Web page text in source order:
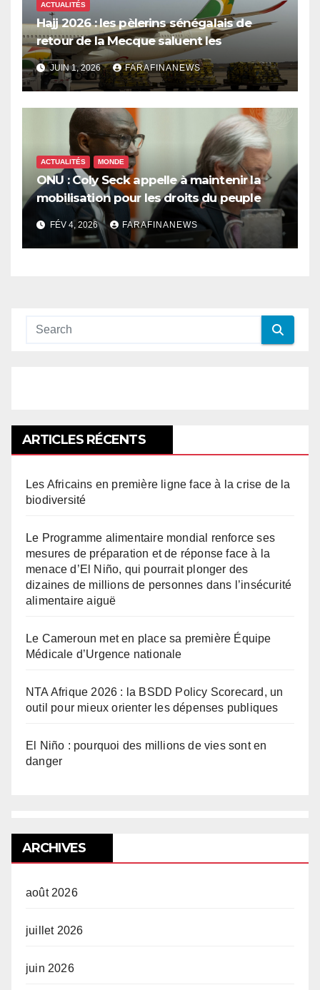
ACTUALITÉS
Hajj 2026 : les pèlerins sénégalais de
retour de la Mecque saluent les
innovations d’Air Sénégal SA
JUIN 1, 2026 FARAFINANEWS
ACTUALITÉS MONDE
ONU : Coly Seck appelle à maintenir la
mobilisation pour les droits du peuple
palestinien
FÉV 4, 2026 FARAFINANEWS
ARTICLES RÉCENTS
Les Africains en première ligne face à la crise de la
biodiversité
Le Programme alimentaire mondial renforce ses
mesures de préparation et de réponse face à la
menace d’El Niño, qui pourrait plonger des
dizaines de millions de personnes dans l’insécurité
alimentaire aiguë
Le Cameroun met en place sa première Équipe
Médicale d’Urgence nationale
NTA Afrique 2026 : la BSDD Policy Scorecard, un
outil pour mieux orienter les dépenses publiques
El Niño : pourquoi des millions de vies sont en
danger
ARCHIVES
août 2026
juillet 2026
juin 2026